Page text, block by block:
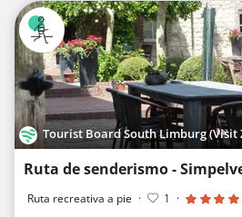
Tourist Board South Limburg (Visit
Ruta recreativa a pie · 1 ·